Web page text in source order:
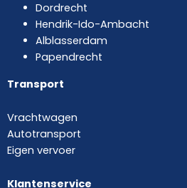
Dordrecht
Hendrik-Ido-Ambacht
Alblasserdam
Papendrecht
Transport
Vrachtwagen
Autotransport
Eigen vervoer
Klantenservice